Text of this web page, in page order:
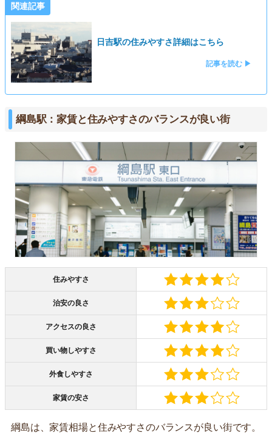
関連記事
日吉駅の住みやすさ詳細はこちら
記事を読む ▶
綱島駅：家賃と住みやすさのバランスが良い街
住みやすさ
治安の良さ
アクセスの良さ
買い物しやすさ
外食しやすさ
家賃の安さ
綱島は、家賃相場と住みやすさのバランスが良い街です。